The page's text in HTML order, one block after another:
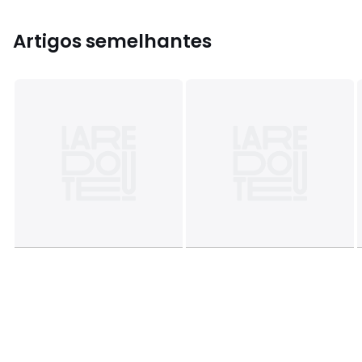
Artigos semelhantes